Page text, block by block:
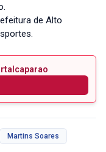
de Alto
Martins Soares